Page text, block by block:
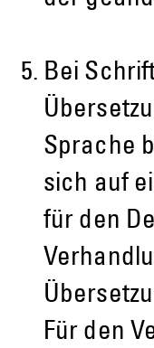
Bei
Sprache
sich auf
für den
Für den